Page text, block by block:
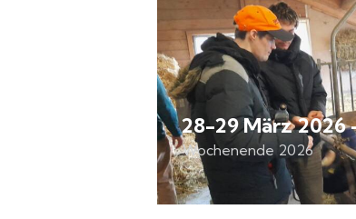
28-29 März 2026
Wochenende 2026